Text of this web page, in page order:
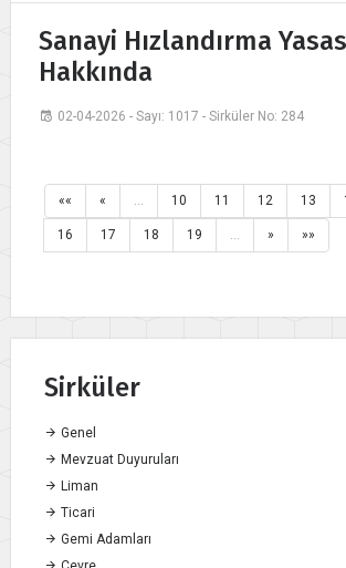
Sanayi Hızlandırma
Hakkında
02-04-2026 - Sayı: 1017 - Sirküler No: 284
«« « … 10 11 12 13
16 17 18 19 … » »»
Sirküler
Genel
Mevzuat Duyuruları
Liman
Ticari
Gemi Adamları